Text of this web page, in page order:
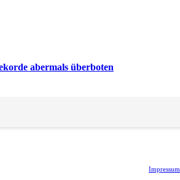
abermals überboten
Impressum